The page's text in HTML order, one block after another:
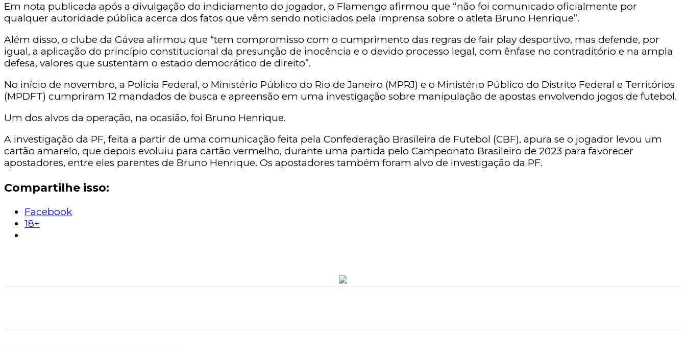
Em nota publicada após a divulgação do indiciamento do jogador, o Flamengo afirmou que “não foi comunicado oficialmente por
qualquer autoridade pública acerca dos fatos que vêm sendo noticiados pela imprensa sobre o atleta Bruno Henrique”.
Além disso, o clube da Gávea afirmou que “tem compromisso com o cumprimento das regras de fair play desportivo, mas defende, por
igual, a aplicação do princípio constitucional da presunção de inocência e o devido processo legal, com ênfase no contraditório e na ampla
defesa, valores que sustentam o estado democrático de direito”.
No início de novembro, a Polícia Federal, o Ministério Público do Rio de Janeiro (MPRJ) e o Ministério Público do Distrito Federal e Territórios
(MPDFT) cumpriram 12 mandados de busca e apreensão em uma investigação sobre manipulação de apostas envolvendo jogos de futebol.
Um dos alvos da operação, na ocasião, foi Bruno Henrique.
A investigação da PF, feita a partir de uma comunicação feita pela Confederação Brasileira de Futebol (CBF), apura se o jogador levou um
cartão amarelo, que depois evoluiu para cartão vermelho, durante uma partida pelo Campeonato Brasileiro de 2023 para favorecer
apostadores, entre eles parentes de Bruno Henrique. Os apostadores também foram alvo de investigação da PF.
Compartilhe isso:
Facebook
18+